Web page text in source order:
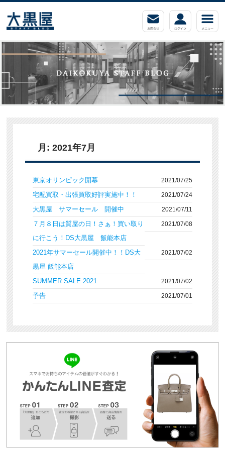
月: 2021年7月
東京オリンピック開幕 2021/07/25
宅配買取・出張買取好評実施中！！ 2021/07/24
大黒屋 サマーセール 開催中 2021/07/11
７月８日は質屋の日！さぁ！買い取り
に行こう！DS大黒屋 飯能本店
2021/07/08
2021年サマーセール開催中！！DS大
黒屋 飯能本店
2021/07/02
SUMMER SALE 2021 2021/07/02
予告 2021/07/01